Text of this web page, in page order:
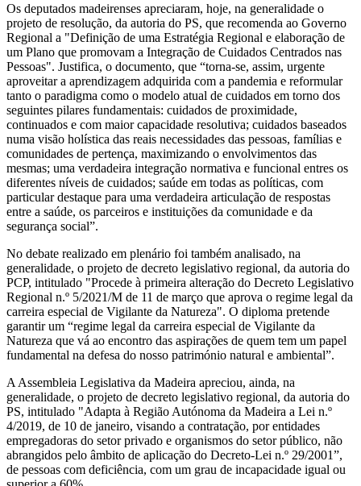
Os deputados madeirenses apreciaram, hoje, na generalidade o
projeto de resolução, da autoria do PS, que recomenda ao Governo
Regional a "Definição de uma Estratégia Regional e elaboração de
um Plano que promovam a Integração de Cuidados Centrados nas
Pessoas". Justifica, o documento, que “torna-se, assim, urgente
aproveitar a aprendizagem adquirida com a pandemia e reformular
tanto o paradigma como o modelo atual de cuidados em torno dos
seguintes pilares fundamentais: cuidados de proximidade,
continuados e com maior capacidade resolutiva; cuidados baseados
numa visão holística das reais necessidades das pessoas, famílias e
comunidades de pertença, maximizando o envolvimentos das
mesmas; uma verdadeira integração normativa e funcional entres os
diferentes níveis de cuidados; saúde em todas as políticas, com
particular destaque para uma verdadeira articulação de respostas
entre a saúde, os parceiros e instituições da comunidade e da
segurança social”.
No debate realizado em plenário foi também analisado, na
generalidade, o projeto de decreto legislativo regional, da autoria do
PCP, intitulado "Procede à primeira alteração do Decreto Legislativo
Regional n.º 5/2021/M de 11 de março que aprova o regime legal da
carreira especial de Vigilante da Natureza". O diploma pretende
garantir um “regime legal da carreira especial de Vigilante da
Natureza que vá ao encontro das aspirações de quem tem um papel
fundamental na defesa do nosso património natural e ambiental”.
A Assembleia Legislativa da Madeira apreciou, ainda, na
generalidade, o projeto de decreto legislativo regional, da autoria do
PS, intitulado "Adapta à Região Autónoma da Madeira a Lei n.º
4/2019, de 10 de janeiro, visando a contratação, por entidades
empregadoras do setor privado e organismos do setor público, não
abrangidos pelo âmbito de aplicação do Decreto-Lei n.º 29/2001”,
de pessoas com deficiência, com um grau de incapacidade igual ou